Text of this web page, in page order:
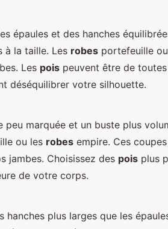
épaules et des hanches
à la taille. Les robes portefeuille
Les pois peuvent être de
déséquilibrer votre silhouette.
marquée et un buste plus
ou les robes empire. Ces
jambes. Choisissez des pois plus
de votre corps.
plus larges que les